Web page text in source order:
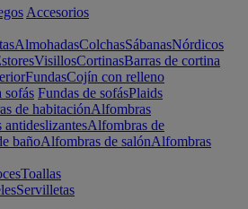
Accesorios
AlmohadasColchasSábanasNórdicos
VisillosCortinasBarras de cortina
FundasCojín con relleno
sofás Fundas de sofásPlaids
de habitaciónAlfombras
Alfombras de
bañoAlfombras de salónAlfombras
Toallas
Servilletas